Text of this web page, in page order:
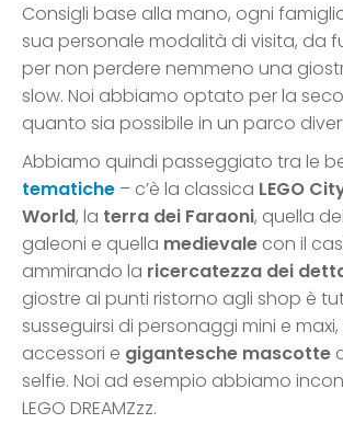
Consigli base alla mano, ogni
sua personale modalità di visita, da
per non perdere nemmeno una
slow. Noi abbiamo optato per la
quanto sia possibile in un parco
Abbiamo quindi passeggiato tra le
tematiche – c’è la classica LEGO
World, la terra dei Faraoni, quella dei
galeoni e quella medievale con il
ammirando la ricercatezza dei
giostre ai punti ristorno agli shop è
susseguirsi di personaggi mini e
accessori e gigantesche mascotte
selfie. Noi ad esempio abbiamo
LEGO DREAMZzz.